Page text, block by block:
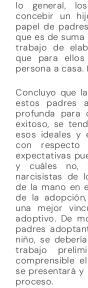
lo general,
concebir un
papel de
que es de
trabajo de
que para
persona a casa.
Concluyo que
estos padres
profunda para
exitoso, se
esos ideales y
con respecto
expectativas
y cuáles no,
narcisistas de
de la mano en
de la
una mejor
adoptivo. De
padres
niño, se
trabajo
comprensible
se presentará
proceso.